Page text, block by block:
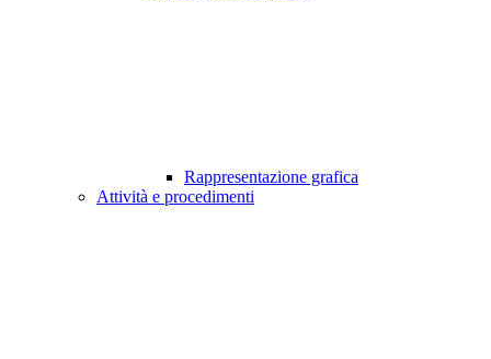
Rappresentazione grafica
Attività e procedimenti